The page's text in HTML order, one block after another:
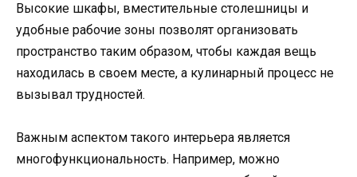
Высокие шкафы, вместительные столешницы и
удобные рабочие зоны позволят организовать
пространство таким образом, чтобы каждая вещь
находилась в своем месте, а кулинарный процесс не
вызывал трудностей.
Важным аспектом такого интерьера является
многофункциональность. Например, можно